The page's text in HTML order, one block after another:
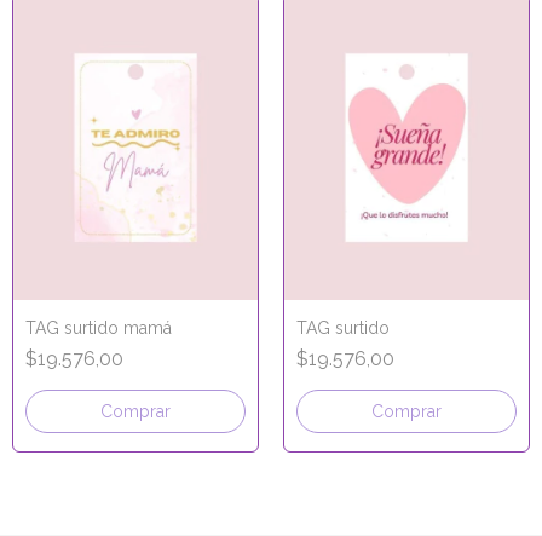
TAG surtido mamá
$19.576,00
Comprar
TAG surtido
$19.576,00
Comprar